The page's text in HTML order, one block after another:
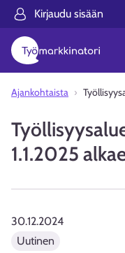
Kirjaudu sisään
Ajankohtaista
1.1.2025
30.12.2024
Uutinen